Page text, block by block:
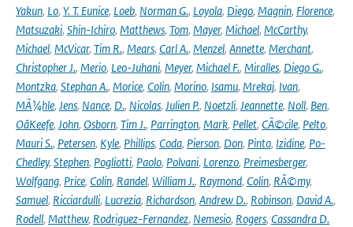
Yakun, Lo, Y. T. Eunice, Loeb, Norman G., Loyola, Diego, Magnin, Florence,
Matsuzaki, Shin-Ichiro, Matthews, Tom, Mayer, Michael, McCarthy,
Michael, McVicar, Tim R., Mears, Carl A., Menzel, Annette, Merchant,
Christopher J., Merio, Leo-Juhani, Meyer, Michael F., Miralles, Diego G.,
Montzka, Stephan A., Morice, Colin, Morino, Isamu, Mrekaj, Ivan,
MÃ¼hle, Jens, Nance, D., Nicolas, Julien P., Noetzli, Jeannette, Noll, Ben,
OâKeefe, John, Osborn, Tim J., Parrington, Mark, Pellet, CÃ©cile, Pelto,
Mauri S., Petersen, Kyle, Phillips, Coda, Pierson, Don, Pinto, Izidine, Po-
Chedley, Stephen, Pogliotti, Paolo, Polvani, Lorenzo, Preimesberger,
Wolfgang, Price, Colin, Randel, William J., Raymond, Colin, RÃ©my,
Samuel, Ricciardulli, Lucrezia, Richardson, Andrew D., Robinson, David A.,
Rodell, Matthew, Rodriguez-Fernandez, Nemesio, Rogers, Cassandra D.